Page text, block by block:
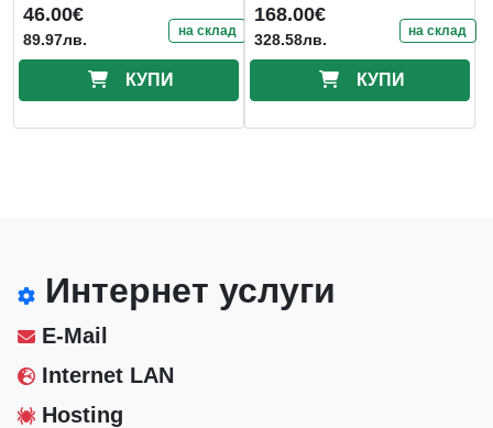
46.00€
89.97лв. на склад
КУПИ
168.00€
328.58лв. на склад
КУПИ
Интернет услуги
E-Mail
Internet LAN
Hosting